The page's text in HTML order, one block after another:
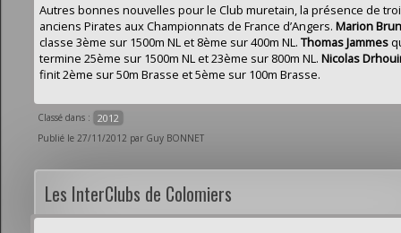
Autres bonnes nouvelles pour le Club muretain, la présence de
anciens Pirates aux Championnats de France d’Angers. Marion
classe 3ème sur 1500m NL et 8ème sur 400m NL. Thomas Jammes
termine 25ème sur 1500m NL et 23ème sur 800m NL. Nicolas
finit 2ème sur 50m Brasse et 5ème sur 100m Brasse.
Classé dans : 2012
Publié le 27/11/2012 par Guy BONNET
Les InterClubs de Colomiers